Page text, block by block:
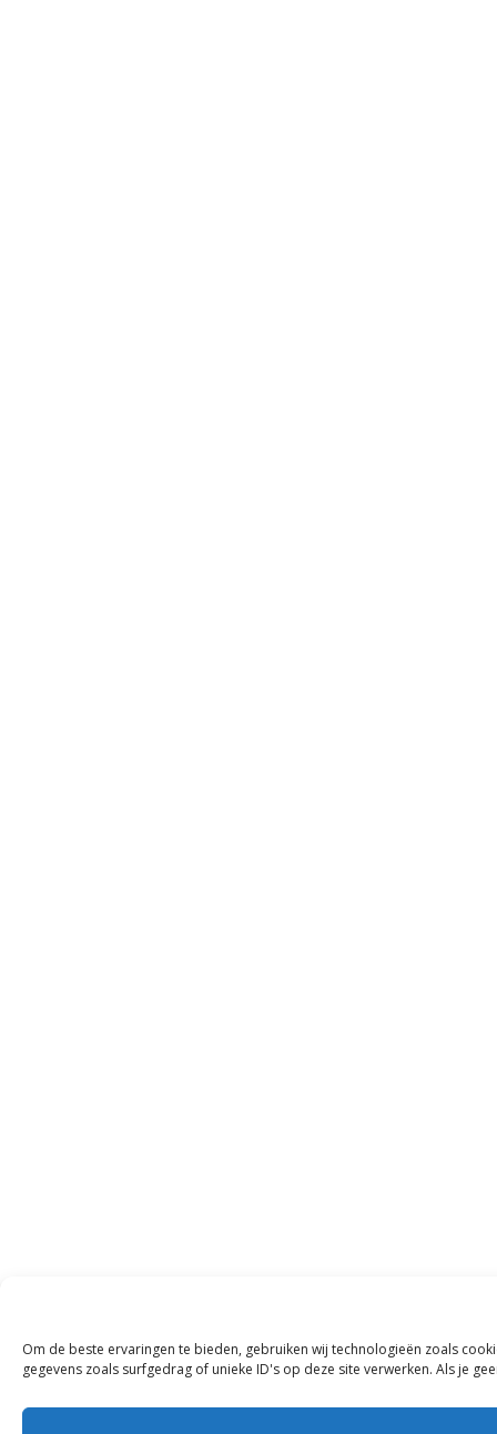
Om de beste ervaringen te bieden, gebruiken wij technologieën zoals
gegevens zoals surfgedrag of unieke ID's op deze site verwerken. Als je